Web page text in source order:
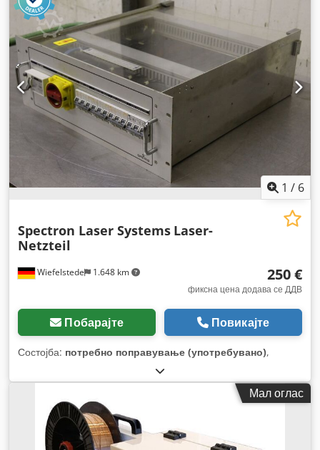
1 / 6
Wiefelstede 1.648 km
Spectron Laser Systems Laser-
Netzteil
250 €
фиксна цена додава се ДДВ
Побарајте Повикајте
Состојба: потребно поправување (употребувано),
Мал оглас